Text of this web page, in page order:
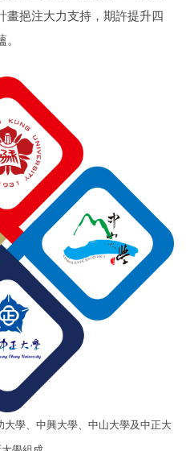
畫挹注大力支持，期許提升四
學、中興大學、中山大學及中正大